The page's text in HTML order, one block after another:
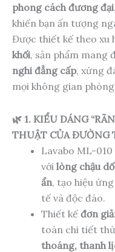
phong cách đương đại,
khiến bạn ấn tượng
Được thiết kế theo xu
khối, sản phẩm mang
nghi đẳng cấp, xứng
mọi không gian
🌿 1. KIỂU DÁNG
THUẬT CỦA ĐƯỜNG
Lavabo ML-010
với lòng chậu
ẩn, tạo hiệu ứng
tế và độc đáo.
Thiết kế đơn
toàn chi tiết
thoáng, thanh